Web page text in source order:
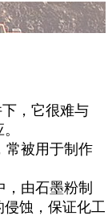
，它很难与
被用于制作
由石墨粉制
蚀，保证化工